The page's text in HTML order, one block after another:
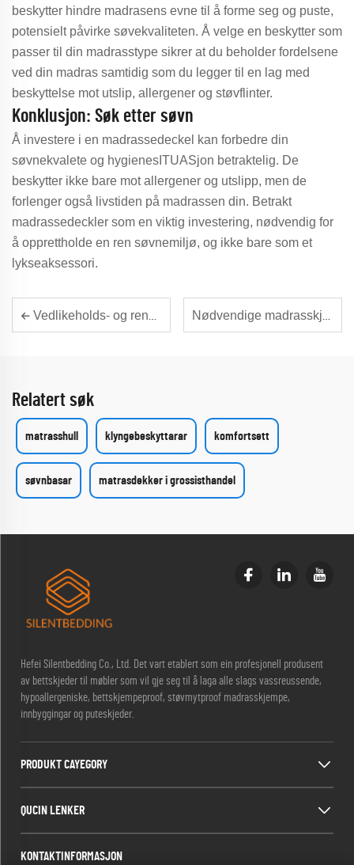
beskytter hindre madrasens evne til å forme seg og puste,
potensielt påvirke søvekvaliteten. Å velge en beskytter som
passer til din madrasstype sikrer at du beholder fordelsene
ved din madras samtidig som du legger til en lag med
beskyttelse mot utslip, allergener og støvflinter.
Konklusjon: Søk etter søvn
Å investere i en madrassedeckel kan forbedre din
søvnekvalete og hygienesITUASjon betraktelig. De
beskytter ikke bare mot allergener og utslipp, men de
forlenger også livstiden på madrassen din. Betrakt
madrassedeckler som en viktig investering, nødvendig for
å opprettholde en ren søvnemiljø, og ikke bare som et
lykseaksessori.
Vedlikeholds- og rengjøringsråd for madrassskyttere: Måter å forlenge levetiden på din madrassskytt
Relatert søk
matrasshull klyngebeskyttarar komfortsett
søvnbasar matrasdekker i grossisthandel
Hefei Silentbedding Co., Ltd. Det vart etablert som ein profesjonell produsent
av bettskjeder til møbler som vil gje seg til å laga alle slags vassreussende,
hypoallergeniske, bettskjempeproof, støvmytproof madrasskjempe,
innbyggingar og puteskjeder.
PRODUKT CAYEGORY
QUCIN LENKER
KONTAKTINFORMASJON